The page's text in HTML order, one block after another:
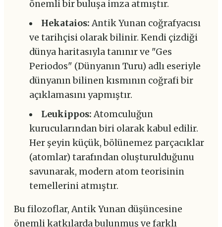
önemli bir buluşa imza atmıştır.
Hekataios:Antik Yunan coğrafyacısı
ve tarihçisi olarak bilinir. Kendi çizdiği
dünya haritasıyla tanınır ve "Ges
Periodos" (Dünyanın Turu) adlı eseriyle
dünyanın bilinen kısmının coğrafi bir
açıklamasını yapmıştır.
Leukippos:Atomculuğun
kurucularından biri olarak kabul edilir.
Her şeyin küçük, bölünemez parçacıklar
(atomlar) tarafından oluşturulduğunu
savunarak, modern atom teorisinin
temellerini atmıştır.
Bu filozoflar, Antik Yunan düşüncesine
önemli katkılarda bulunmuş ve farklı